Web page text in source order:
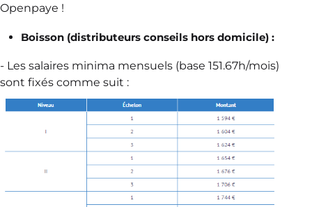
Openpaye !
Boisson (distributeurs conseils hors domicile) :
- Les salaires minima mensuels (base 151.67h/mois)
sont fixés comme suit :